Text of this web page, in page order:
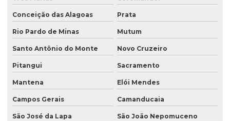
Conceição das Alagoas Prata
Rio Pardo de Minas Mutum
Santo Antônio do Monte Novo Cruzeiro
Pitangui Sacramento
Mantena Elói Mendes
Campos Gerais Camanducaia
São José da Lapa São João Nepomuceno